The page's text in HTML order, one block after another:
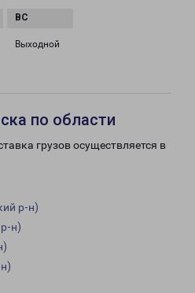
Выходной
по области
грузов осуществляется в
р-н)
н)